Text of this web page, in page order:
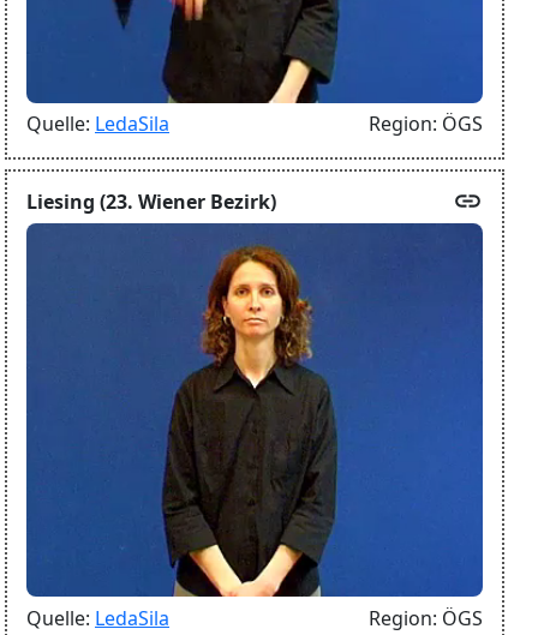
Quelle: LedaSila Region: ÖGS
Liesing (23. Wiener Bezirk) link
Quelle: LedaSila Region: ÖGS